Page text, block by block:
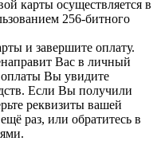
карты осуществляется в
256-битного
и завершите оплату.
Вас в личный
Вы увидите
Если Вы получили
реквизиты вашей
раз, или обратитесь в